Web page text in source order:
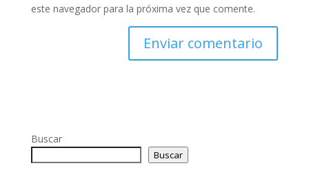
este navegador para la próxima vez que comente.
Buscar
Buscar